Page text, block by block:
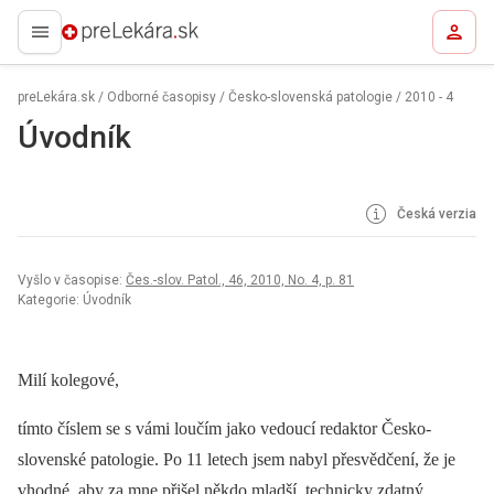
preLekára.sk
preLekára.sk / Odborné časopisy / Česko-slovenská patologie / 2010 - 4
Úvodník
Česká verzia
Vyšlo v časopise: Čes.-slov. Patol., 46, 2010, No. 4, p. 81
Kategorie: Úvodník
Milí kolegové,
tímto číslem se s vámi loučím jako vedoucí redaktor Česko-
slovenské patologie. Po 11 letech jsem nabyl přesvědčení, že je
vhodné, aby za mne přišel někdo mladší, technicky zdatný,